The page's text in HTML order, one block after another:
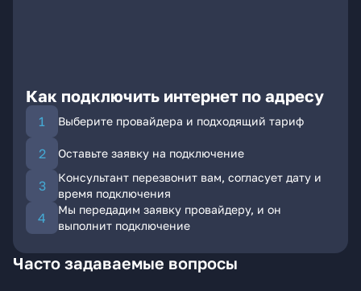
Как подключить интернет по адресу
Выберите провайдера и подходящий тариф
Оставьте заявку на подключение
Консультант перезвонит вам, согласует дату и
время подключения
Мы передадим заявку провайдеру, и он
выполнит подключение
Часто задаваемые вопросы